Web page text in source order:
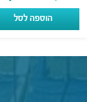
הוספה לסל